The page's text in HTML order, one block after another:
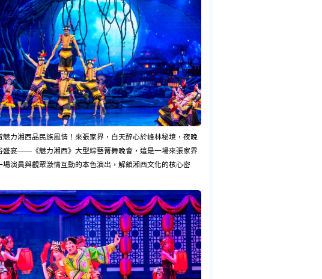
力湘西品民族風情！來張家界，白天醉心於峰林秘境，夜晚
盛宴——《魅力湘西》大型綜藝篝舞晚會，這是一場來張家界
演員與觀眾激情互動的本色演出，解鎖湘西文化的核心密